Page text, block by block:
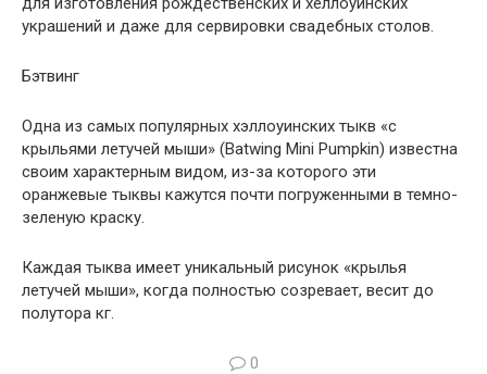
украшений и даже для сервировки свадебных столов.
Бэтвинг
Одна из самых популярных хэллоуинских тыкв «с
крыльями летучей мыши» (Batwing Mini Pumpkin) известна
своим характерным видом, из-за которого эти
оранжевые тыквы кажутся почти погруженными в темно-
зеленую краску.
Каждая тыква имеет уникальный рисунок «крылья
летучей мыши», когда полностью созревает, весит до
полутора кг.
0